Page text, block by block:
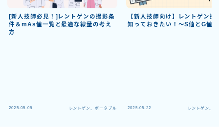
[新人技師必見！]レントゲンの撮影条
件＆mAs値一覧と最適な線量の考え
方
2025.05.08 レントゲン、ポータブル
【新人技師向け】レントゲン撮
知っておきたい！～S値とG値～
2025.05.22 レントゲン、